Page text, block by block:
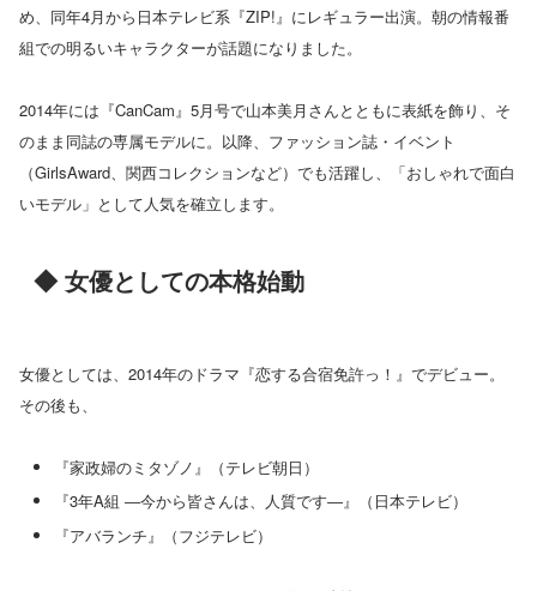
め、同年4月から日本テレビ系『ZIP!』にレギュラー出演。朝の情報番
組での明るいキャラクターが話題になりました。
2014年には『CanCam』5月号で山本美月さんとともに表紙を飾り、そ
のまま同誌の専属モデルに。以降、ファッション誌・イベント
（GirlsAward、関西コレクションなど）でも活躍し、「おしゃれで面白
いモデル」として人気を確立します。
◆ 女優としての本格始動
女優としては、2014年のドラマ『恋する合宿免許っ！』でデビュー。
その後も、
『家政婦のミタゾノ』（テレビ朝日）
『3年A組 ―今から皆さんは、人質です―』（日本テレビ）
『アバランチ』（フジテレビ）